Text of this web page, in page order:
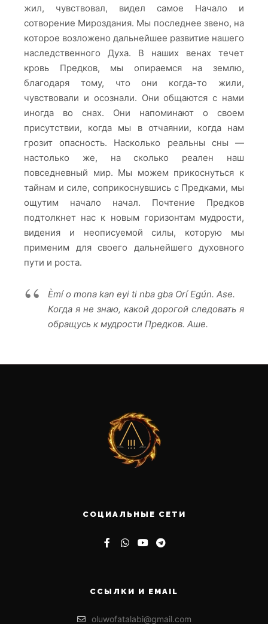
жил, чувствовал, видел самое Начало и
сотворение Мироздания. Мы последнее звено, на
которое возложено дальнейшее развитие нашего
наследственного Духа. В наших венах течет
кровь Предков, мы опираемся на землю,
благодаря тому, что они когда-то жили,
чувствовали и осознали. Они общаются с нами
иногда во снах. Они напоминают о своем
присутствии, когда мы в отчаянии, когда нам
грозит опасность. Насколько реальны сны —
настолько же, на сколько реален наш
повседневный мир. Мы можем прикоснуться к
тайнам и силе, соприкоснувшись с Предками, мы
ощутим начало начал. Почтение Предков
подтолкнет нас к новым горизонтам мудрости,
видения и неописуемой силы, которую мы
применим для своего дальнейшего духовного
пути и роста.
Èmí o mona kan eyi ti nba gba Orí Egún. Ase.
Когда я не знаю, какой дорогой следовать я
обращусь к мудрости Предков. Аше.
СОЦИАЛЬНЫЕ СЕТИ
ССЫЛКИ И EMAIL
oluwofatalabi@gmail.com